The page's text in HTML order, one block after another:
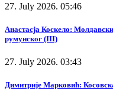
27. July 2026. 05:46
Анастасја Коскело:
румунског (III)
27. July 2026. 03:43
Димитрије Марковић: